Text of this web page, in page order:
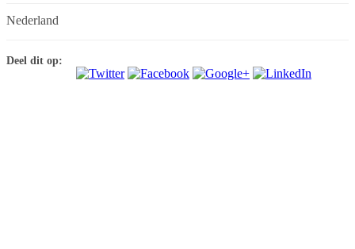
Nederland
Deel dit op: